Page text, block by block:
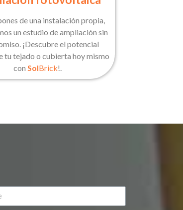
de una instalación propia,
un estudio de ampliación sin
¡Descubre el potencial
tu tejado o cubierta hoy mismo
con SolBrick!.